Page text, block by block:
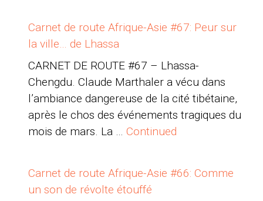
Carnet de route Afrique-Asie #67: Peur sur
la ville… de Lhassa
CARNET DE ROUTE #67 – Lhassa-
Chengdu. Claude Marthaler a vécu dans
l’ambiance dangereuse de la cité tibétaine,
après le chos des événements tragiques du
mois de mars. La … Continued
Carnet de route Afrique-Asie #66: Comme
un son de révolte étouffé